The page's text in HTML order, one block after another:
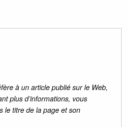
à un article publié sur le Web,
plus d’informations, vous
le titre de la page et son